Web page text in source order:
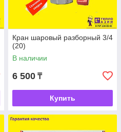
Кран шаровый разборный 3/4
(20)
В наличии
6 500 ₸
Купить